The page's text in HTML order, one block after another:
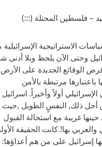
– فلسطين المحتلة (:::)
الاستراتيجية الإسرائيلية
وحتى الآن يلحظ وبلا أدنى
فرض الوقائع الجديدة على
باعتبارها مرتبطة بالأمن
الإسرائيلي أولاً وأخيراً. اسرائيل
ذلك, النفسٍ الطويل ,حيث
حينها غريبة مع استحالة القبول
بها!.كانت الحقيقة
إسرائيل على من هم أعداؤها: